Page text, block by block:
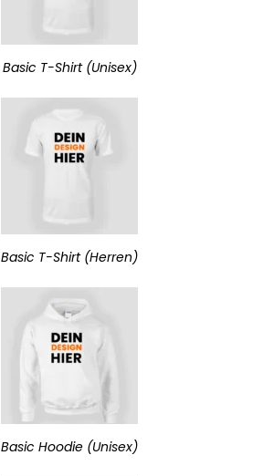
Basic T-Shirt (Unisex)
Basic T-Shirt (Herren)
Basic Hoodie (Unisex)